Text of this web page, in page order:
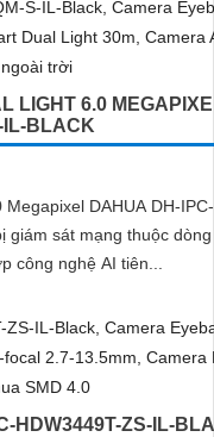
LIGHT 6.0
IL-BLACK
DAHUA DH-IPC-
giám sát mạng thuộc dòng
công nghệ AI tiên...
HDW3449T-ZS-IL-